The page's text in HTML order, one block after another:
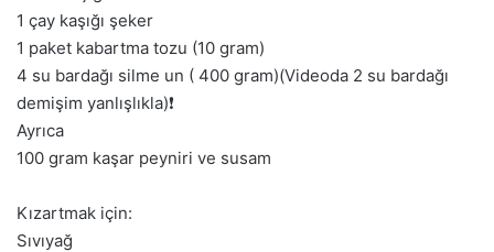
1 çay kaşığı şeker
1 paket kabartma tozu (10 gram)
4 su bardağı silme un ( 400 gram)(Videoda 2 su bardağı
demişim yanlışlıkla)❗
Ayrıca
100 gram kaşar peyniri ve susam
Kızartmak için:
Sıvıyağ